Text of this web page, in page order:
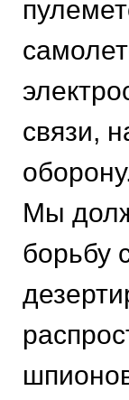
связи,
Мы
борьбу